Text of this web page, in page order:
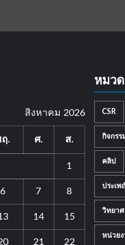
สิงหาคม 2026
. ศ. ส.
1
6 7 8
14 15
21 22
หมว
CSR
กิจกรร
คลิป
ประเ
วิทยาศ
หน่วย